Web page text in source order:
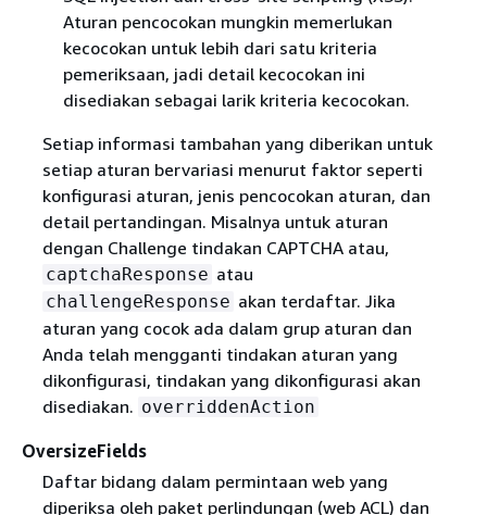
Aturan pencocokan mungkin memerlukan
kecocokan untuk lebih dari satu kriteria
pemeriksaan, jadi detail kecocokan ini
disediakan sebagai larik kriteria kecocokan.
Setiap informasi tambahan yang diberikan untuk
setiap aturan bervariasi menurut faktor seperti
konfigurasi aturan, jenis pencocokan aturan, dan
detail pertandingan. Misalnya untuk aturan
dengan Challenge tindakan CAPTCHA atau,
captchaResponse atau
challengeResponse akan terdaftar. Jika
aturan yang cocok ada dalam grup aturan dan
Anda telah mengganti tindakan aturan yang
dikonfigurasi, tindakan yang dikonfigurasi akan
disediakan. overriddenAction
OversizeFields
Daftar bidang dalam permintaan web yang
diperiksa oleh paket perlindungan (web ACL) dan